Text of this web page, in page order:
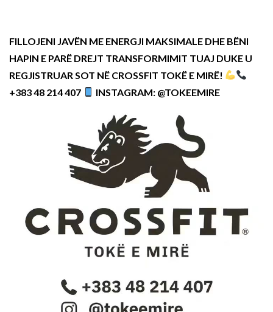
FILLOJENI JAVËN ME ENERGJI MAKSIMALE DHE BËNI
HAPIN E PARË DREJT TRANSFORMIMIT TUAJ DUKE U
REGJISTRUAR SOT NË CROSSFIT TOKË E MIRË!
+383 48 214 407
INSTAGRAM: @TOKEEMIRE